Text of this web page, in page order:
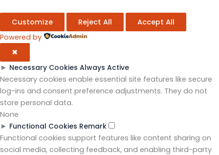
Customize Reject All
Accept All
Powered by
✖
► Necessary Cookies Always Active
Necessary cookies enable essential site features like secure
log-ins and consent preference adjustments. They do not
store personal data.
None
► Functional Cookies Remark
Functional cookies support features like content sharing on
social media, collecting feedback, and enabling third-party